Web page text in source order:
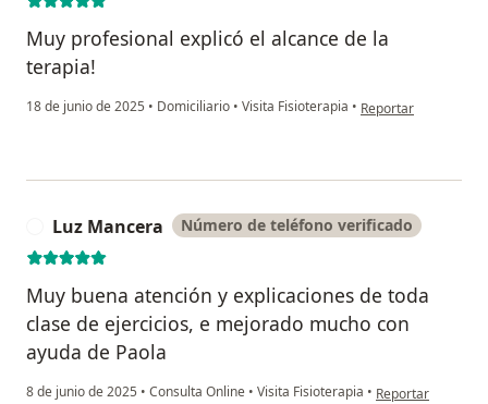
Muy profesional explicó el alcance de la
terapia!
18 de junio de 2025 • Domiciliario • Visita Fisioterapia • en opinión del
Reportar
Luz Mancera Número de teléfono verificado
Muy buena atención y explicaciones de toda
clase de ejercicios, e mejorado mucho con
ayuda de Paola
8 de junio de 2025 • Consulta Online • Visita Fisioterapia • en opinión del
Reportar